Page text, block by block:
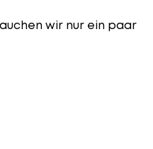
wir nur ein paar